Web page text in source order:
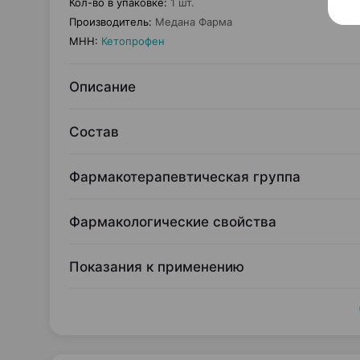
Производитель: Медана Фарма
МНН: Кетопрофен
Описание
Состав
Фармакотерапевтическая группа
Фармакологические свойства
Показания к применению